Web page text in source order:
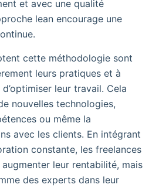
et avec une qualité
lean encourage une
cette méthodologie sont
leurs pratiques et à
leur travail. Cela
nouvelles technologies,
ou même la
avec les clients. En intégrant
constante, les freelances
leur rentabilité, mais
des experts dans leur